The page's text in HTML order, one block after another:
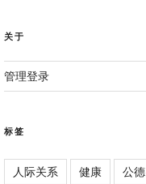
关于
管理登录
标签
人际关系 健康 公德